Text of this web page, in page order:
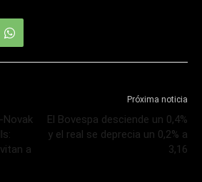
Novak
a
Próxima noticia
El Bovespa desciende un 0,4%
y el real se deprecia un 0,2% a
3,16